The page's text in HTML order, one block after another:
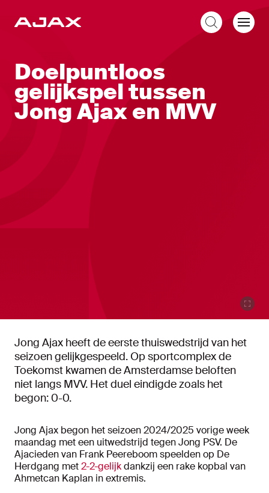
Doelpuntloos
gelijkspel tussen
Jong Ajax en MVV
Jong Ajax heeft de eerste thuiswedstrijd van het
seizoen gelijkgespeeld. Op sportcomplex de
Toekomst kwamen de Amsterdamse beloften
niet langs MVV. Het duel eindigde zoals het
begon: 0-0.
Jong Ajax begon het seizoen 2024/2025 vorige week
maandag met een uitwedstrijd tegen Jong PSV. De
Ajacieden van Frank Peereboom speelden op De
Herdgang met2-2-gelijkdankzij een rake kopbal van
Ahmetcan Kaplan in extremis.